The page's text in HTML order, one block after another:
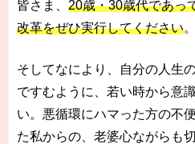
皆さま、 20歳・30歳代であっ
改革をぜひ実行してください。
そしてなにより、自分の人生
ですむように、若い時から意
い。悪循環にハマった方の不
た私からの、老婆心ながらも